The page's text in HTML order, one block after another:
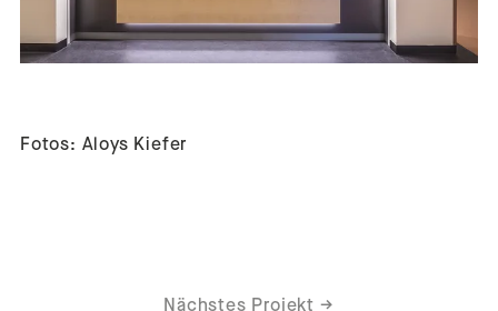
Fotos: Aloys Kiefer
Nächstes Projekt →